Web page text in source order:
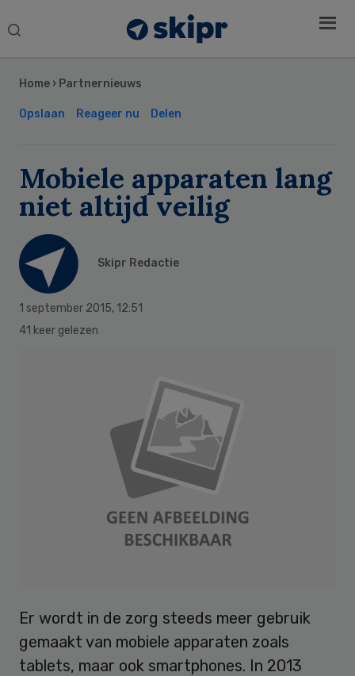
Search
Home › Partnernieuws
Opslaan Reageer nu Delen
Mobiele apparaten lang
niet altijd veilig
Skipr Redactie
1 september 2015, 12:51
41 keer gelezen
Er wordt in de zorg steeds meer gebruik
gemaakt van mobiele apparaten zoals
tablets, maar ook smartphones. In 2013
Sidebar